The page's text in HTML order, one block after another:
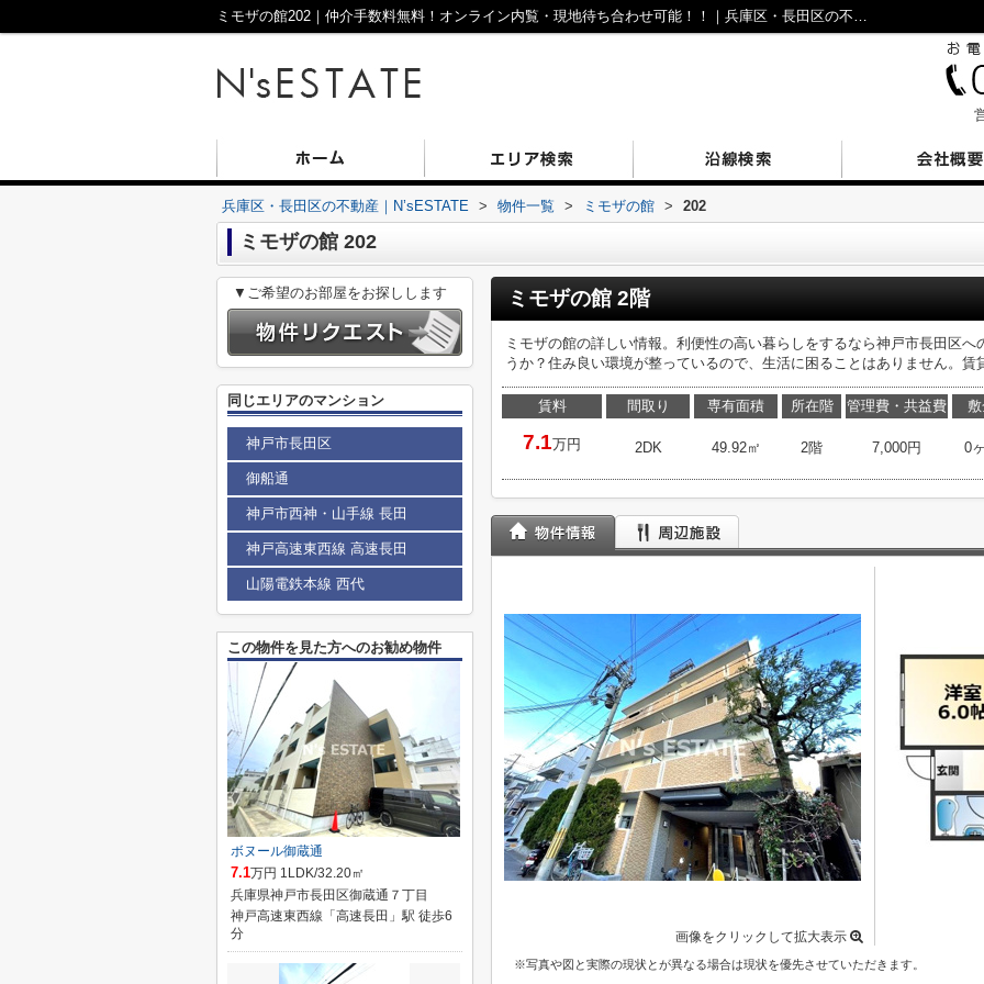
ミモザの館202｜仲介手数料無料！オンライン内覧・現地待ち合わせ可能！！｜兵庫区・長田区の不動産｜N’sESTATE
兵庫区・長田区の不動産｜N’sESTATE > 物件一覧 > ミモザの館 > 202
ミモザの館 202
ミモザの館 2階
ミモザの館の詳しい情報。利便性の高い暮らしをするなら神戸市長田区
うか？住み良い環境が整っているので、生活に困ることはありません。
賃料
7.1万円
間取り
2DK
専有面積
49.92㎡
所在階
2階
管理費・共益費
7,000円 0
画像をクリックして拡大表示
※写真や図と実際の現状とが異なる場合は現状を優先させていただきます。
▼ご希望のお部屋をお探しします
同じエリアのマンション
神戸市長田区
御船通
神戸市西神・山手線 長田
神戸高速東西線 高速長田
山陽電鉄本線 西代
この物件を見た方へのお勧め物件
ボヌール御蔵通
7.1万円 1LDK/32.20㎡
兵庫県神戸市長田区御蔵通７丁目
神戸高速東西線「高速長田」駅 徒歩6
分